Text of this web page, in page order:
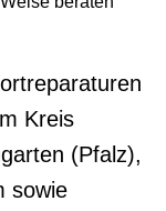
Kreis
(Pfalz),
sowie